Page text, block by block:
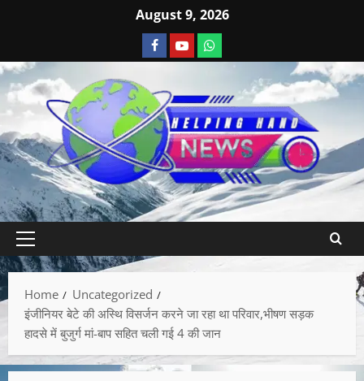
August 9, 2026
Home
Uncategorized
इंजीनियर बेटे की अस्थि विसर्जन करने जा रहा था परिवार,भीषण सड़क
हादसे में बुजुर्ग मां-बाप सहित चली गई 4 की जान